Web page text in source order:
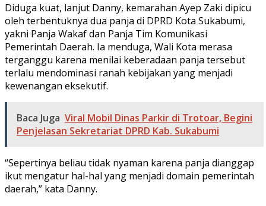
Diduga kuat, lanjut Danny, kemarahan Ayep Zaki dipicu
oleh terbentuknya dua panja di DPRD Kota Sukabumi,
yakni Panja Wakaf dan Panja Tim Komunikasi
Pemerintah Daerah. Ia menduga, Wali Kota merasa
terganggu karena menilai keberadaan panja tersebut
terlalu mendominasi ranah kebijakan yang menjadi
kewenangan eksekutif.
Baca Juga Viral Mobil Dinas Parkir di Trotoar, Begini
Penjelasan Sekretariat DPRD Kab. Sukabumi
“Sepertinya beliau tidak nyaman karena panja dianggap
ikut mengatur hal-hal yang menjadi domain pemerintah
daerah,” kata Danny.